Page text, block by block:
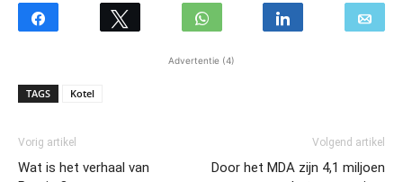
Advertentie (4)
TAGS Kotel
Vorig artikel
Wat is het verhaal van
Volgend artikel
Door het MDA zijn 4,1 miljoen